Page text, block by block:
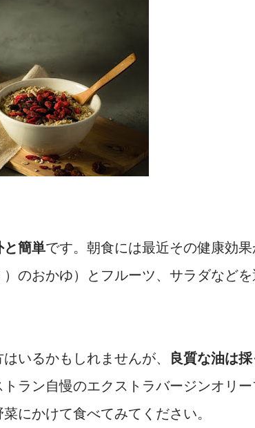
と簡単です。朝食には最近その健康効
のおかゆ）とフルーツ、サラダなどを
いるかもしれませんが、
良質な油は採
ラン自慢のエクストラバージンオリ
にかけて食べてみてください。